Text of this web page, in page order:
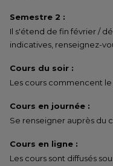
Semestre 2 :
Il s'étend de fin février /
indicatives, renseignez-
Cours du soir :
Les cours commencent le
Cours en journée :
Se renseigner auprès du
Cours en ligne :
Les cours sont diffusés